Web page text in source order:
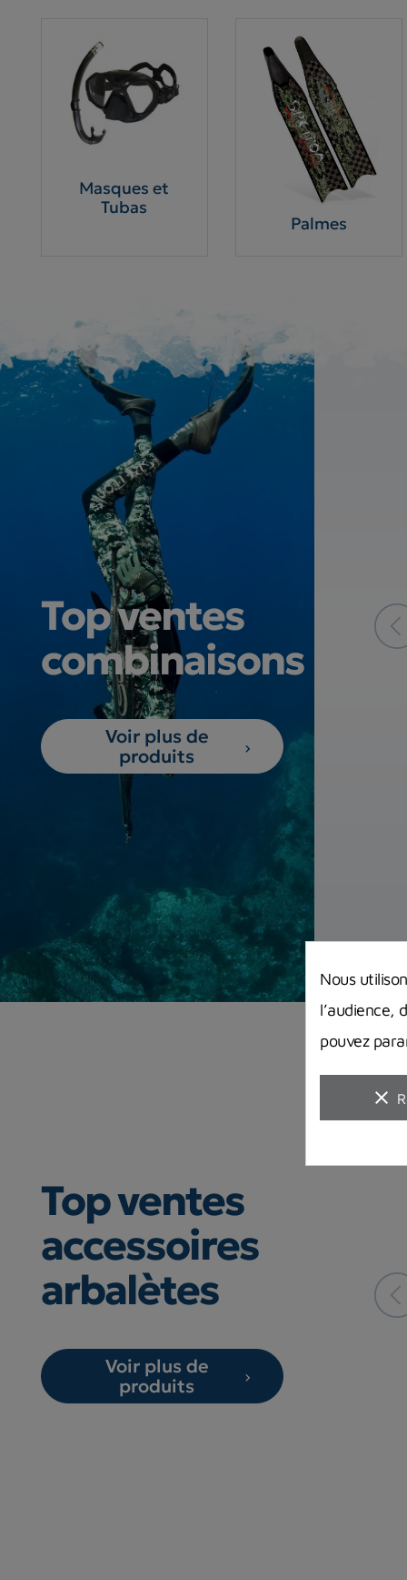
Masques et
Tubas
Palmes
Top ventes
combinaisons
Voir plus de
produits
Top ventes
accessoires
arbalètes
Voir plus de
produits
Nous
l’audience,
pouvez
clear